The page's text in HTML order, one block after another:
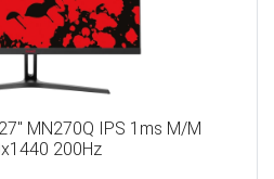
MN270Q IPS 1ms M/M
200Hz